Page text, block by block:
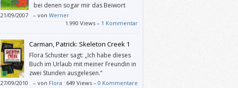
bei denen sogar mir das Beiwort
“Gutmenschen-” einfällt (wie etwa ein
Umwelt-Würfelspiel, wo man wegen “mit Laub
Winterquartier für Igel schaffen” um sieben
Felder vorrücken darf, aber wegen “zuviel
Kunstdünger auf den Feldern” Zweimal
aussetzen muss) und angesichts derer man Mira
Lobes “Die Geggis” gar nicht hoch genug loben
kann.
21/09/2007 – von Werner
1.990 Views – 1 Kommentar
Carman, Patrick: Skeleton Creek 1
Flora Schuster sagt: „Ich habe dieses
Buch im Urlaub mit meiner Freundin in
zwei Stunden ausgelesen.“
27/09/2010 – von Flora 649 Views – 0 Kommentare